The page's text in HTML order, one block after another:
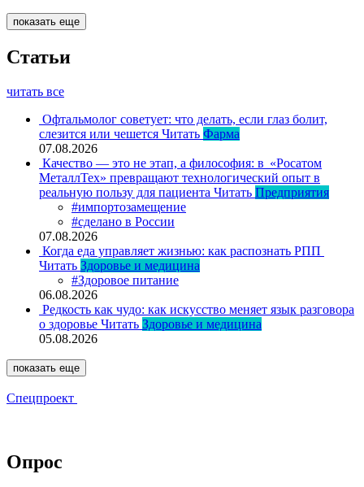
показать еще
Статьи
читать все
Офтальмолог советует: что делать, если глаз болит,
слезится или чешется Читать Фарма
07.08.2026
Качество — это не этап, а философия: в «Росатом
МеталлТех» превращают технологический опыт в
реальную пользу для пациента Читать Предприятия
#импортозамещение
#сделано в России
07.08.2026
Когда еда управляет жизнью: как распознать РПП
Читать Здоровье и медицина
#Здоровое питание
06.08.2026
Редкость как чудо: как искусство меняет язык разговора
о здоровье Читать Здоровье и медицина
05.08.2026
показать еще
Спецпроект
Опрос